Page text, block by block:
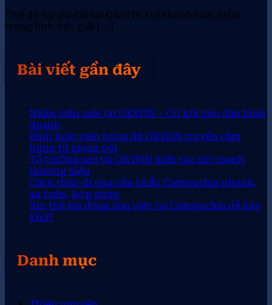
Chế độ tại ưu đãi tại OKWIN trở thành tâm điểm
trong lĩnh vực giải [...]
Bài viết gần đây
Nhân viên sale tại OKWIN – Cơ hội cho dân kinh
doanh
Bình luận viên bóng đá OKWIN truyền cảm
hứng từ giọng nói
Tổ trưởng seo tại OKWIN kiến tạo sức mạnh
thương hiệu
Cách thức đi qua cửa khẩu Campuchia nhanh,
an toàn, hợp pháp
Xin thẻ lao động làm việc tại Campuchia dễ hay
khó?
Danh mục